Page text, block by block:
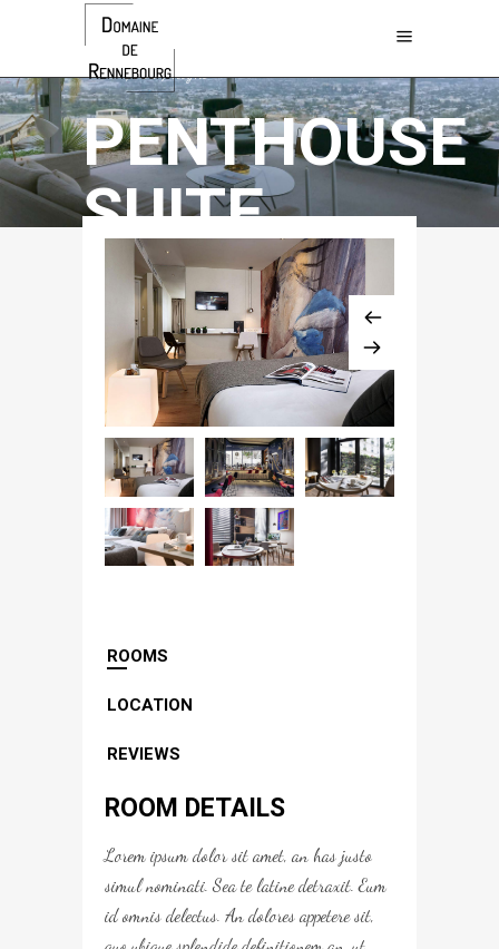
$768 / night
PENTHOUSE
SUITE
ROOMS
LOCATION
REVIEWS
ROOM DETAILS
Lorem ipsum dolor sit amet, an has justo
simul nominati. Sea te latine detraxit. Eum
id omnis delectus. An dolores appetere sit,
quo ubique splendide definitionem an, ut